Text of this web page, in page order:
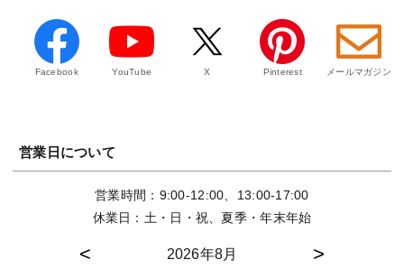
Facebook YouTube X Pinterest メールマガジン
営業日について
営業時間：9:00-12:00、13:00-17:00
休業日：土・日・祝、夏季・年末年始
2026年8月